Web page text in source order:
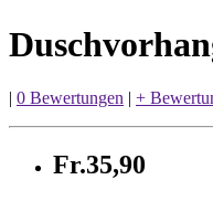
| 0 Bewertungen | +
Fr.35,90